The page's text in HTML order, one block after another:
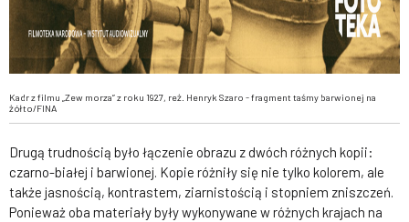
Kadr z filmu „Zew morza” z roku 1927, reż. Henryk Szaro - fragment taśmy barwionej na
żółto/FINA
Drugą trudnością było łączenie obrazu z dwóch różnych kopii:
czarno-białej i barwionej. Kopie różniły się nie tylko kolorem, ale
także jasnością, kontrastem, ziarnistością i stopniem zniszczeń.
Ponieważ oba materiały były wykonywane w różnych krajach na